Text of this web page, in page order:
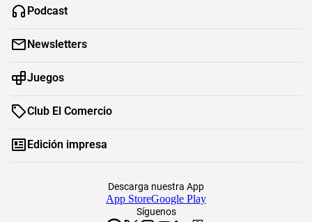
Podcast
Newsletters
Juegos
Club El Comercio
Edición impresa
Síguenos
Descarga nuestra App
App StoreGoogle Play